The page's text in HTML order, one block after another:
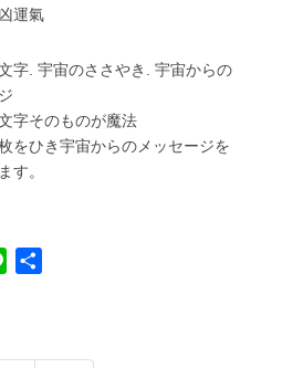
運氣
字. 宇宙のささやき. 宇宙からの
字そのものが魔法
をひき宇宙からのメッセージを
す。
Line